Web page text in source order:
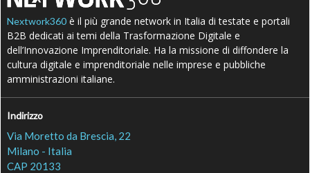
Nextwork360 è il più grande network in Italia di testate e portali
B2B dedicati ai temi della Trasformazione Digitale e
dell’Innovazione Imprenditoriale. Ha la missione di diffondere la
cultura digitale e imprenditoriale nelle imprese e pubbliche
amministrazioni italiane.
Indirizzo
Via Moretto da Brescia, 22
Milano - Italia
CAP 20133